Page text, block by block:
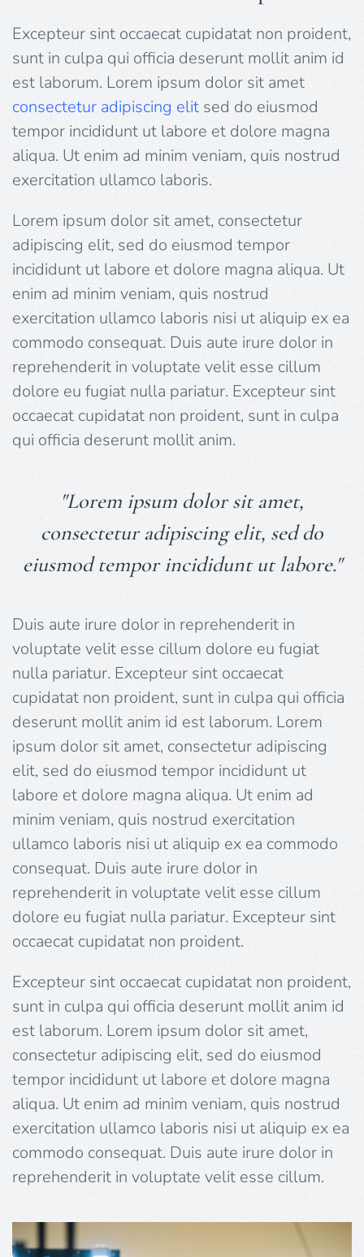
Excepteur sint occaecat cupidatat non proident,
sunt in culpa qui officia deserunt mollit anim id
est laborum. Lorem ipsum dolor sit amet
consectetur adipiscing elit sed do eiusmod
tempor incididunt ut labore et dolore magna
aliqua. Ut enim ad minim veniam, quis nostrud
exercitation ullamco laboris.
Lorem ipsum dolor sit amet, consectetur
adipiscing elit, sed do eiusmod tempor
incididunt ut labore et dolore magna aliqua. Ut
enim ad minim veniam, quis nostrud
exercitation ullamco laboris nisi ut aliquip ex ea
commodo consequat. Duis aute irure dolor in
reprehenderit in voluptate velit esse cillum
dolore eu fugiat nulla pariatur. Excepteur sint
occaecat cupidatat non proident, sunt in culpa
qui officia deserunt mollit anim.
"Lorem ipsum dolor sit amet,
consectetur adipiscing elit, sed do
eiusmod tempor incididunt ut labore."
Duis aute irure dolor in reprehenderit in
voluptate velit esse cillum dolore eu fugiat
nulla pariatur. Excepteur sint occaecat
cupidatat non proident, sunt in culpa qui officia
deserunt mollit anim id est laborum. Lorem
ipsum dolor sit amet, consectetur adipiscing
elit, sed do eiusmod tempor incididunt ut
labore et dolore magna aliqua. Ut enim ad
minim veniam, quis nostrud exercitation
ullamco laboris nisi ut aliquip ex ea commodo
consequat. Duis aute irure dolor in
reprehenderit in voluptate velit esse cillum
dolore eu fugiat nulla pariatur. Excepteur sint
occaecat cupidatat non proident.
Excepteur sint occaecat cupidatat non proident,
sunt in culpa qui officia deserunt mollit anim id
est laborum. Lorem ipsum dolor sit amet,
consectetur adipiscing elit, sed do eiusmod
tempor incididunt ut labore et dolore magna
aliqua. Ut enim ad minim veniam, quis nostrud
exercitation ullamco laboris nisi ut aliquip ex ea
commodo consequat. Duis aute irure dolor in
reprehenderit in voluptate velit esse cillum.